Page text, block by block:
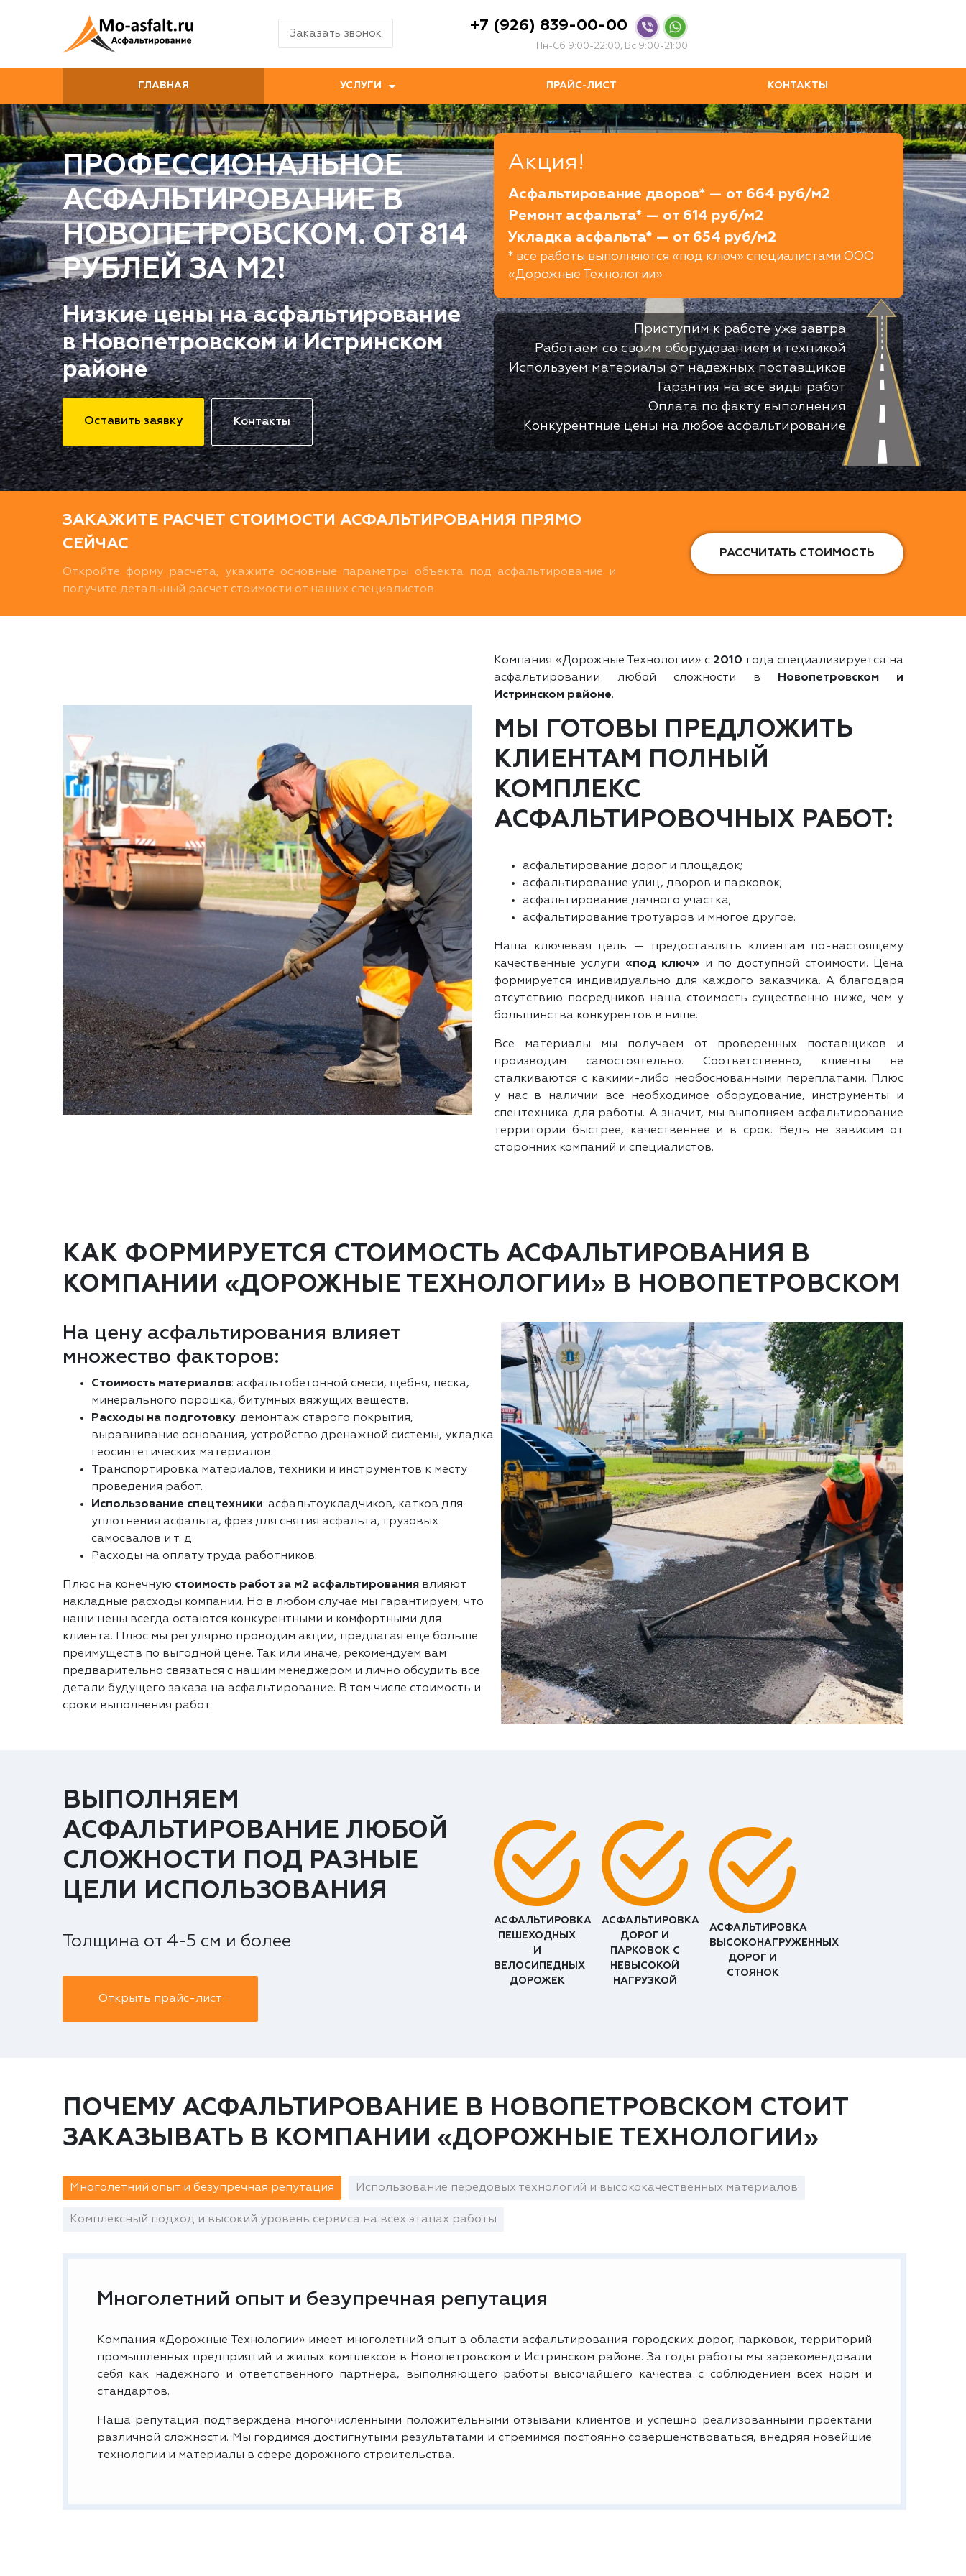
Заказать звонок +7 (926) 839-00-00
Пн-Сб 9:00-22:00, Вс 9:00-21:00
ГЛАВНАЯ УСЛУГИ ПРАЙС-ЛИСТ КОНТАКТЫ
ПРОФЕССИОНАЛЬНОЕ
АСФАЛЬТИРОВАНИЕ В
НОВОПЕТРОВСКОМ. ОТ 814
РУБЛЕЙ ЗА М2!
Низкие цены на асфальтирование
в Новопетровском и Истринском
районе
Оставить заявку Контакты
Акция!
Асфальтирование дворов* — от 664 руб/м2
Ремонт асфальта* — от 614 руб/м2
Укладка асфальта* — от 654 руб/м2
* все работы выполняются «под ключ» специалистами ООО
«Дорожные Технологии»
Приступим к работе уже завтра
Работаем со своим оборудованием и техникой
Используем материалы от надежных поставщиков
Гарантия на все виды работ
Оплата по факту выполнения
Конкурентные цены на любое асфальтирование
ЗАКАЖИТЕ РАСЧЕТ СТОИМОСТИ АСФАЛЬТИРОВАНИЯ ПРЯМО
СЕЙЧАС
Откройте форму расчета, укажите основные параметры объекта под асфальтирование и
получите детальный расчет стоимости от наших специалистов
РАССЧИТАТЬ СТОИМОСТЬ
Компания «Дорожные Технологии» с 2010 года специализируется на
асфальтировании любой сложности в
Новопетровском и
Истринском районе.
МЫ ГОТОВЫ ПРЕДЛОЖИТЬ
КЛИЕНТАМ ПОЛНЫЙ
КОМПЛЕКС
АСФАЛЬТИРОВОЧНЫХ РАБОТ:
асфальтирование дорог и площадок;
асфальтирование улиц, дворов и парковок;
асфальтирование дачного участка;
асфальтирование тротуаров и многое другое.
Наша ключевая цель — предоставлять клиентам по-настоящему
качественные услуги «под ключ» и по доступной стоимости. Цена
формируется индивидуально для каждого заказчика. А благодаря
отсутствию посредников наша стоимость существенно ниже, чем у
большинства конкурентов в нише.
Все материалы мы получаем от проверенных поставщиков и
производим самостоятельно. Соответственно, клиенты не
сталкиваются с какими-либо необоснованными переплатами. Плюс
у нас в наличии все необходимое оборудование, инструменты и
спецтехника для работы. А значит, мы выполняем асфальтирование
территории быстрее, качественнее и в срок. Ведь не зависим от
сторонних компаний и специалистов.
КАК ФОРМИРУЕТСЯ СТОИМОСТЬ АСФАЛЬТИРОВАНИЯ В
КОМПАНИИ «ДОРОЖНЫЕ ТЕХНОЛОГИИ» В НОВОПЕТРОВСКОМ
На цену асфальтирования влияет
множество факторов:
Стоимость материалов: асфальтобетонной смеси, щебня, песка,
минерального порошка, битумных вяжущих веществ.
Расходы на подготовку: демонтаж старого покрытия,
выравнивание основания, устройство дренажной системы, укладка
геосинтетических материалов.
Транспортировка материалов, техники и инструментов к месту
проведения работ.
Использование спецтехники: асфальтоукладчиков, катков для
уплотнения асфальта, фрез для снятия асфальта, грузовых
самосвалов и т. д.
Расходы на оплату труда работников.
Плюс на конечную стоимость работ за м2 асфальтирования влияют
накладные расходы компании. Но в любом случае мы гарантируем, что
наши цены всегда остаются конкурентными и комфортными для
клиента. Плюс мы регулярно проводим акции, предлагая еще больше
преимуществ по выгодной цене. Так или иначе, рекомендуем вам
предварительно связаться с нашим менеджером и лично обсудить все
детали будущего заказа на асфальтирование. В том числе стоимость и
сроки выполнения работ.
ВЫПОЛНЯЕМ
АСФАЛЬТИРОВАНИЕ ЛЮБОЙ
СЛОЖНОСТИ ПОД РАЗНЫЕ
ЦЕЛИ ИСПОЛЬЗОВАНИЯ
Толщина от 4-5 см и более
Открыть прайс-лист
АСФАЛЬТИРОВКА
ПЕШЕХОДНЫХ
И
ВЕЛОСИПЕДНЫХ
ДОРОЖЕК
АСФАЛЬТИРОВКА
ДОРОГ И
ПАРКОВОК С
НЕВЫСОКОЙ
НАГРУЗКОЙ
АСФАЛЬТИРОВКА
ВЫСОКОНАГРУЖЕННЫХ
ДОРОГ И
СТОЯНОК
ПОЧЕМУ АСФАЛЬТИРОВАНИЕ В НОВОПЕТРОВСКОМ СТОИТ
ЗАКАЗЫВАТЬ В КОМПАНИИ «ДОРОЖНЫЕ ТЕХНОЛОГИИ»
Многолетний опыт и безупречная репутация Использование передовых технологий и высококачественных материалов
Комплексный подход и высокий уровень сервиса на всех этапах работы
Многолетний опыт и безупречная репутация
Компания «Дорожные Технологии» имеет многолетний опыт в области асфальтирования городских дорог, парковок, территорий
промышленных предприятий и жилых комплексов в Новопетровском и Истринском районе. За годы работы мы зарекомендовали
себя как надежного и ответственного партнера, выполняющего работы высочайшего качества с соблюдением всех норм и
стандартов.
Наша репутация подтверждена многочисленными положительными отзывами клиентов и успешно реализованными проектами
различной сложности. Мы гордимся достигнутыми результатами и стремимся постоянно совершенствоваться, внедряя новейшие
технологии и материалы в сфере дорожного строительства.